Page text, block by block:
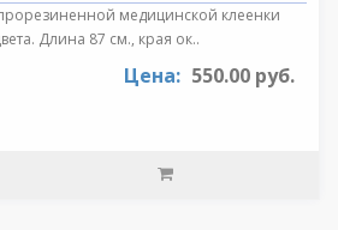
медицинской клеенки
Длина 87 см., края ок..
Цена: 550.00 руб.